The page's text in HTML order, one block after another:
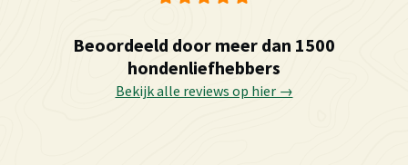
Beoordeeld door meer dan 1500
hondenliefhebbers
Bekijk alle reviews op hier →